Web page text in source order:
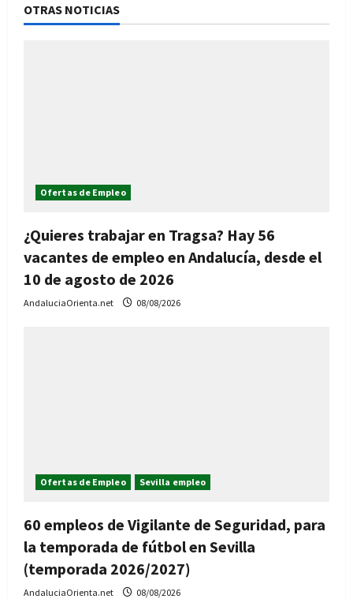
OTRAS NOTICIAS
Ofertas de Empleo
¿Quieres trabajar en Tragsa? Hay 56
vacantes de empleo en Andalucía, desde el
10 de agosto de 2026
AndaluciaOrienta.net 08/08/2026
Ofertas de Empleo Sevilla empleo
60 empleos de Vigilante de Seguridad, para
la temporada de fútbol en Sevilla
(temporada 2026/2027)
AndaluciaOrienta.net 08/08/2026